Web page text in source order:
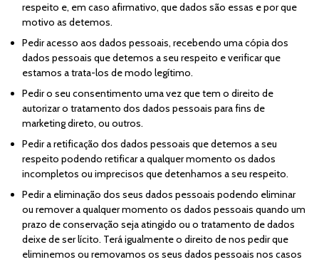
respeito e, em caso afirmativo, que dados são essas e por que
motivo as detemos.
Pedir acesso aos dados pessoais, recebendo uma cópia dos
dados pessoais que detemos a seu respeito e verificar que
estamos a trata-los de modo legítimo.
Pedir o seu consentimento uma vez que tem o direito de
autorizar o tratamento dos dados pessoais para fins de
marketing direto, ou outros.
Pedir a retificação dos dados pessoais que detemos a seu
respeito podendo retificar a qualquer momento os dados
incompletos ou imprecisos que detenhamos a seu respeito.
Pedir a eliminação dos seus dados pessoais podendo eliminar
ou remover a qualquer momento os dados pessoais quando um
prazo de conservação seja atingido ou o tratamento de dados
deixe de ser lícito. Terá igualmente o direito de nos pedir que
eliminemos ou removamos os seus dados pessoais nos casos